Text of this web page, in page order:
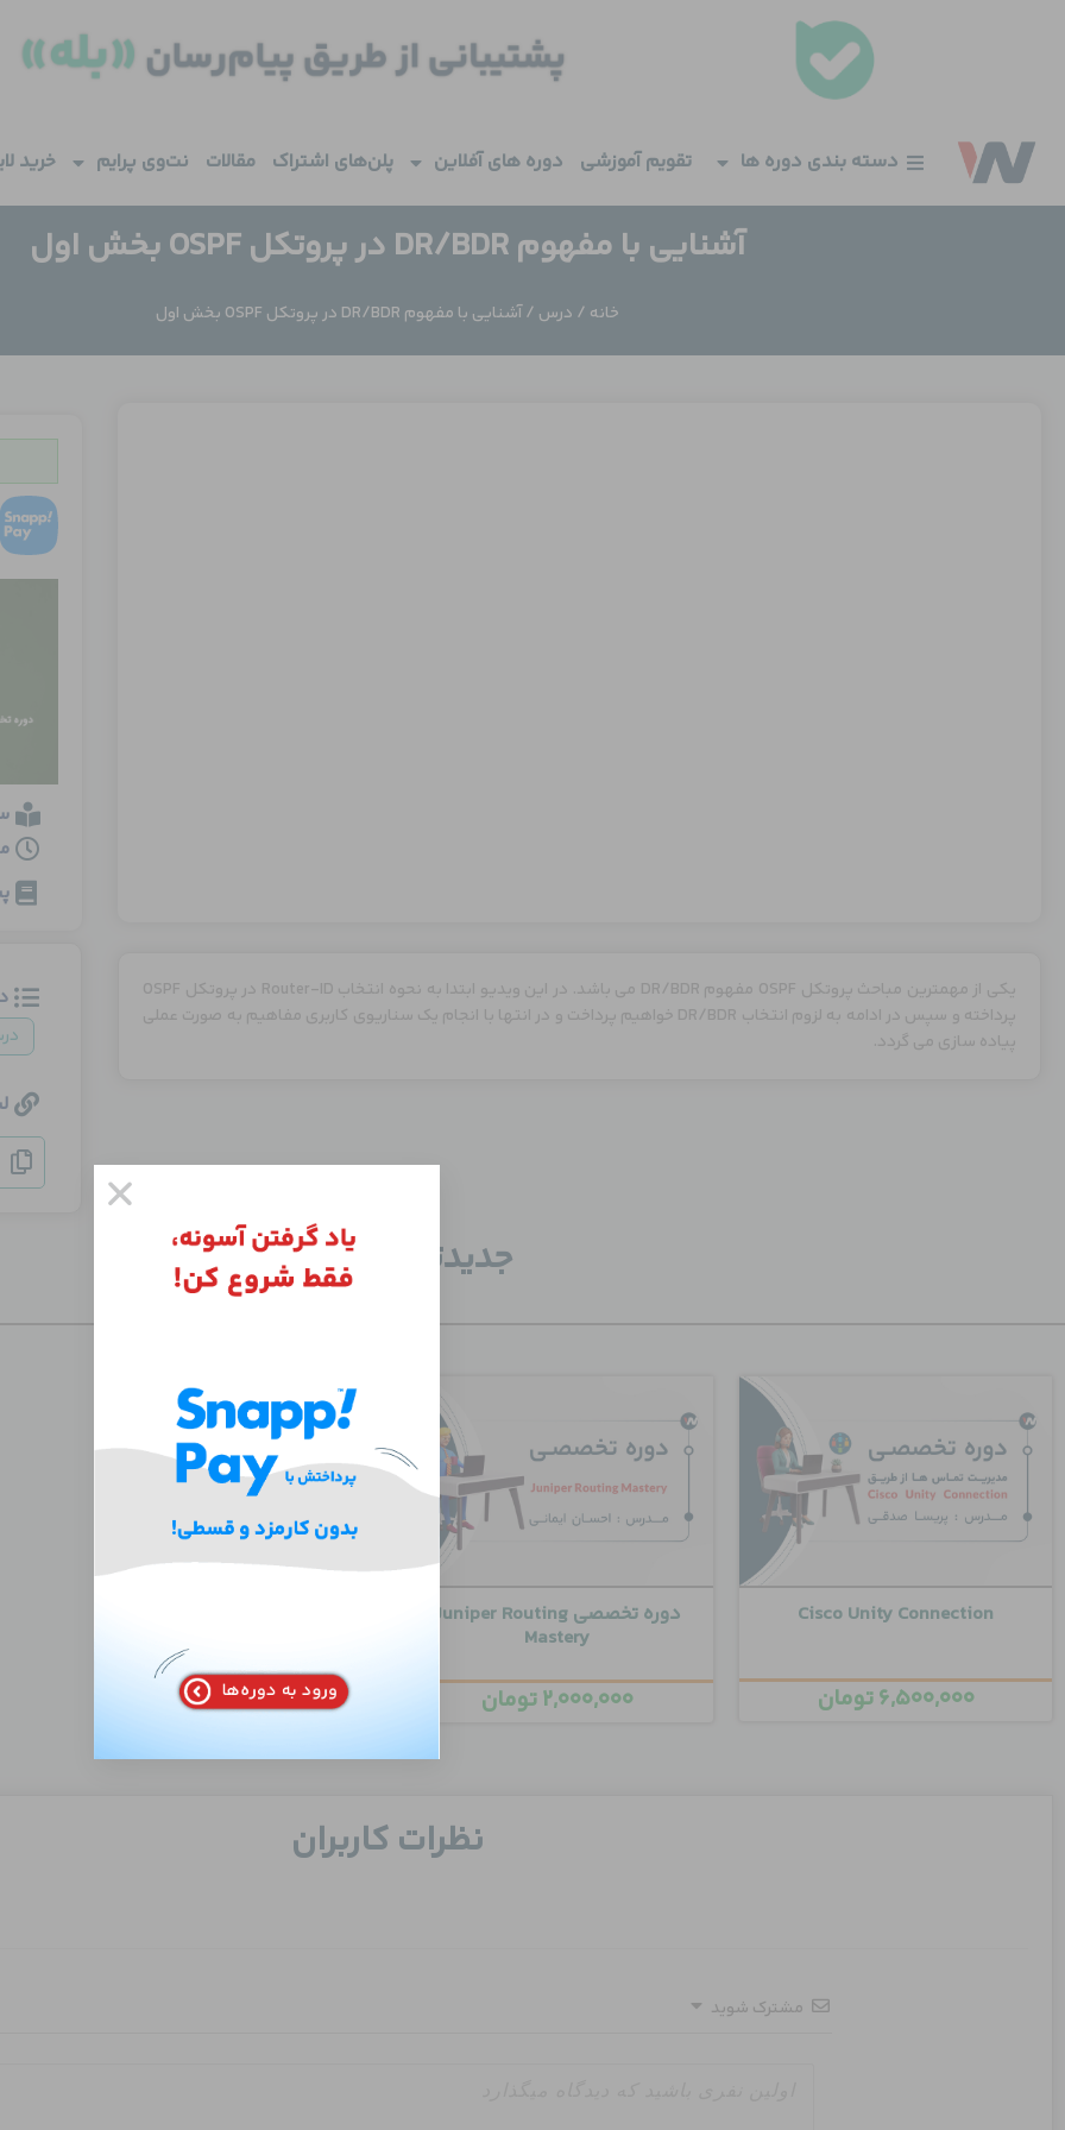
دسته بندی دوره ها تقویم آموزشی دوره های آفلاین پلن‌های اشتراک مقالات نت‌وی پرایم خرید
آشنایی با مفهوم DR/BDR در پروتکل OSPF بخش اول
خانه / درس / آشنایی با مفهوم DR/BDR در پروتکل OSPF بخش اول
یکی از مهمترین مباحث پروتکل OSPF مفهوم DR/BDR می باشد. در این ویدیو ابتدا به نحوه انتخاب Router-ID در پروتکل OSPF
پرداخته و سپس در ادامه به لزوم انتخاب DR/BDR خواهیم پرداخت و در انتها با انجام یک سناریوی کاربری مفاهیم به صورت عملی
پیاده سازی می گردد.
جدید‌ترین دوره‌ها
Cisco Unity Connection
۶,۵۰۰,۰۰۰تومان
دوره تخصصی Juniper Routing
Mastery
۲,۰۰۰,۰۰۰تومان
نظرات کاربران
مشترک شوید